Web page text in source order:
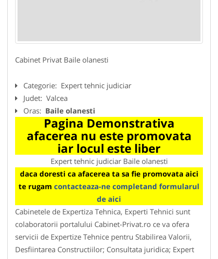
Cabinet Privat Baile olanesti
Categorie: Expert tehnic judiciar
Judet: Valcea
Oras: Baile olanesti
Pagina Demonstrativa
afacerea nu este promovata
iar locul este liber
Expert tehnic judiciar Baile olanesti
daca doresti ca afacerea ta sa fie promovata aici
te rugam contacteaza-ne completand formularul
de aici
Cabinetele de Expertiza Tehnica, Experti Tehnici sunt
colaboratorii portalului Cabinet-Privat.ro ce va ofera
servicii de Expertize Tehnice pentru Stabilirea Valorii,
Desfiintarea Constructiilor; Consultata juridica; Expert